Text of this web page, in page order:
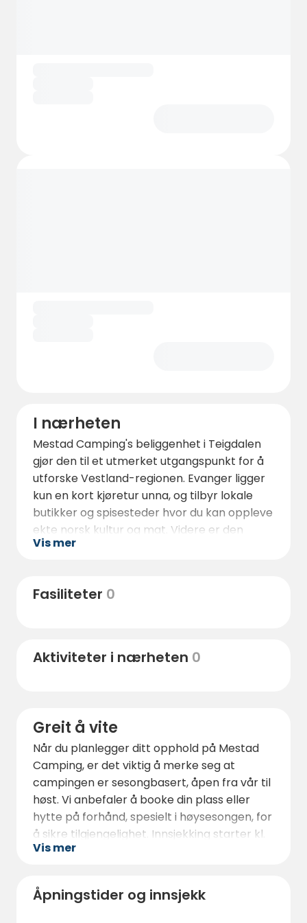
I nærheten
Mestad Camping's beliggenhet i Teigdalen
gjør den til et utmerket utgangspunkt for å
utforske Vestland-regionen. Evanger ligger
kun en kort kjøretur unna, og tilbyr lokale
butikker og spisesteder hvor du kan oppleve
ekte norsk kultur og mat. Videre er den
kjente byen Voss, kjent for sine
området til et skieldorado, med skianlegg
regionens rike historie og kultur.
Vis mer
Fasiliteter 0
Aktiviteter i nærheten 0
Greit å vite
Når du planlegger ditt opphold på Mestad
Camping, er det viktig å merke seg at
campingen er sesongbasert, åpen fra vår til
høst. Vi anbefaler å booke din plass eller
hytte på forhånd, spesielt i høysesongen, for
å sikre tilgjengelighet. Innsjekking starter kl.
14:00 og utsjekking er kl. 11:00.
parkeringskapasitet på stedet. Husk at
Vis mer
Åpningstider og innsjekk